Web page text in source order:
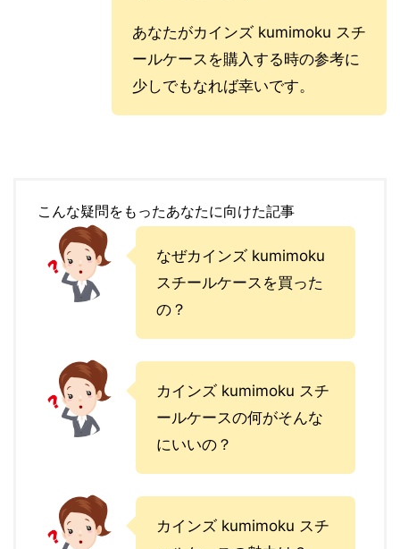
あなたがカインズ kumimoku スチ
ールケースを購入する時の参考に
少しでもなれば幸いです。
こんな疑問をもったあなたに向けた記事
なぜカインズ kumimoku
スチールケースを買った
の？
カインズ kumimoku スチ
ールケースの何がそんな
にいいの？
カインズ kumimoku スチ